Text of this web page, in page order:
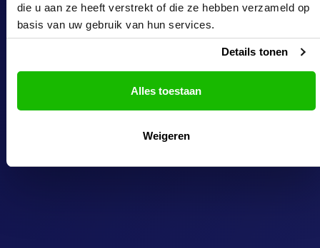
die u aan ze heeft verstrekt of die ze hebben verzameld op
basis van uw gebruik van hun services.
Details tonen
Alles toestaan
Weigeren